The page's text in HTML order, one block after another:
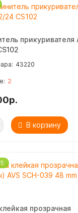
прикуривателя
43220
2
В корзину
прозрачная